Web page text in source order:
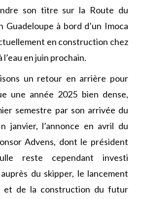
son titre sur la Route du
Guadeloupe à bord d’un Imoca
en construction chez
l’eau en juin prochain.
un retour en arrière pour
une année 2025 bien dense,
semestre par son arrivée du
janvier, l’annonce en avril du
Advens, dont le président
reste cependant investi
du skipper, le lancement
et de la construction du futur